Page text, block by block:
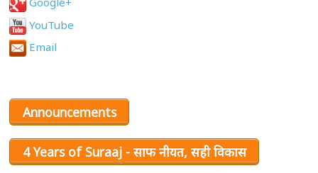
YouTube
Email
Announcements
4 Years of Suraaj - साफ नीयत, सही विकास